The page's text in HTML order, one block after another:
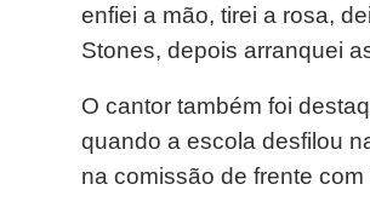
enfiei a mão, tirei a rosa,
Stones, depois arranquei
O cantor também foi
quando a escola desfilou
na comissão de frente